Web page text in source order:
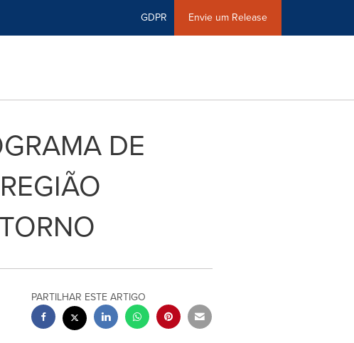
GDPR Envie um Release
DE
PARTILHAR ESTE ARTIGO